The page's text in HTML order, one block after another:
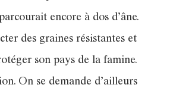
encore à dos d’âne.
des graines résistantes et
son pays de la famine.
On se demande d’ailleurs